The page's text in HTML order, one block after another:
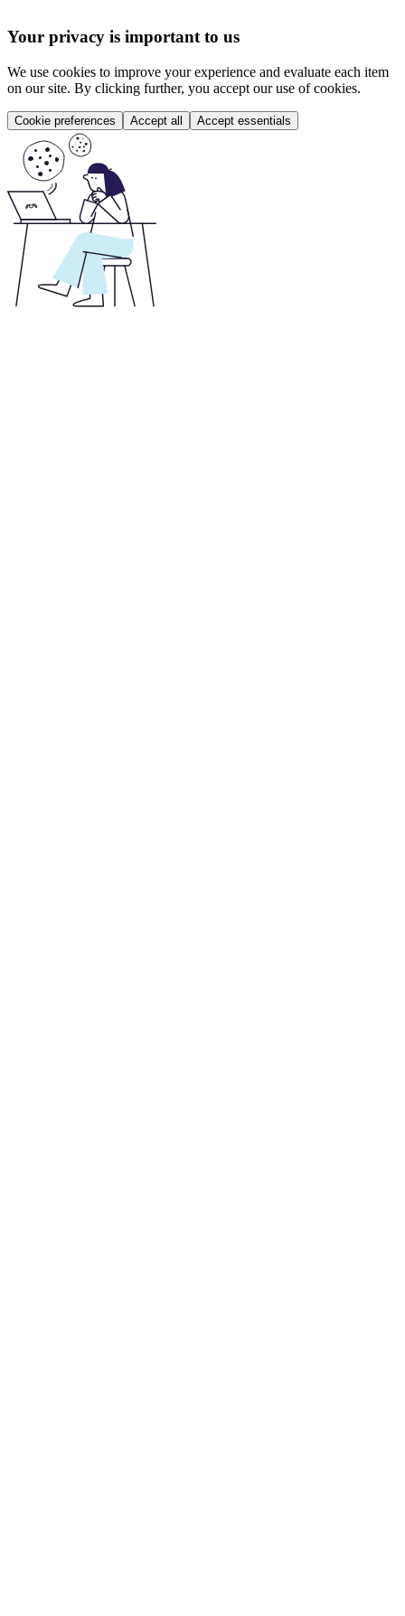
Your privacy is important to us
We use cookies to improve your experience and evaluate each item
on our site. By clicking further, you accept our use of cookies.
Cookie preferences Accept all Accept essentials